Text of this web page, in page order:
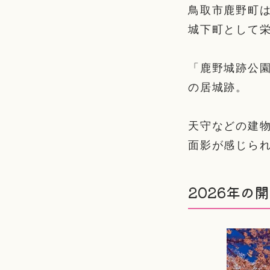
鳥取市鹿野町
城下町として
「鹿野城跡公
の居城跡。
天守などの建
面影が感じら
2026年の